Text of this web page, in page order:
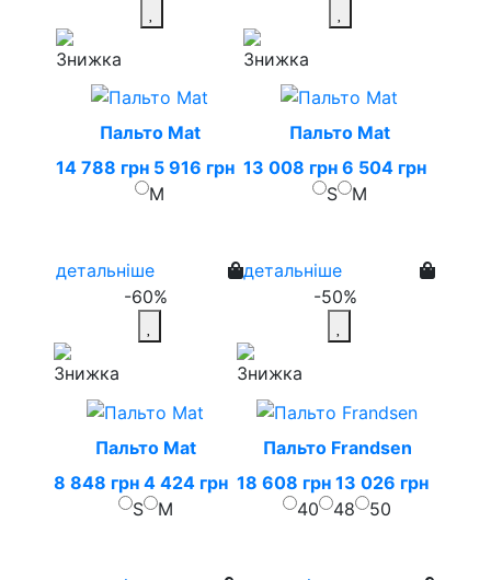
Пальто Mat
14 788 грн 5 916 грн
M
детальніше
-60%
Пальто Mat
13 008 грн 6 504 грн
S
M
детальніше
-50%
Пальто Mat
8 848 грн 4 424 грн
S
M
Пальто Frandsen
18 608 грн 13 026 грн
40
48 50